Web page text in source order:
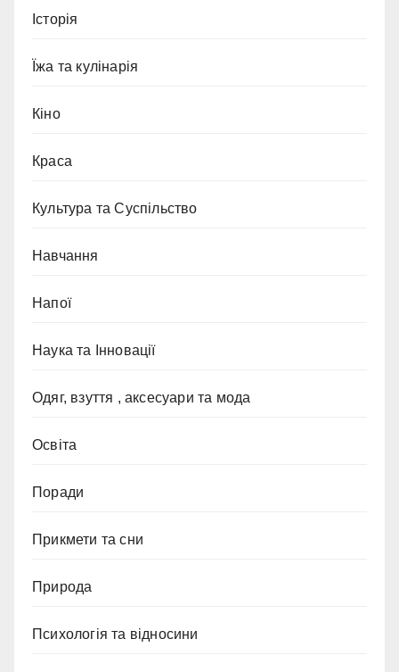
Історія
Їжа та кулінарія
Кіно
Краса
Культура та Суспільство
Навчання
Напої
Наука та Інновації
Одяг, взуття , аксесуари та мода
Освіта
Поради
Прикмети та сни
Природа
Психологія та відносини